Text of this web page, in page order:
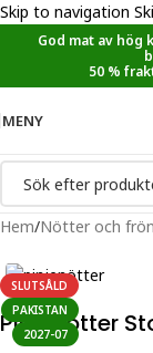
Skip to navigation
Sänkt
God mat av hög
50 %
MENY
Hem/Nötter och frön
SLUTSÅLD
PAKISTAN
2027-07
Pinjenötter